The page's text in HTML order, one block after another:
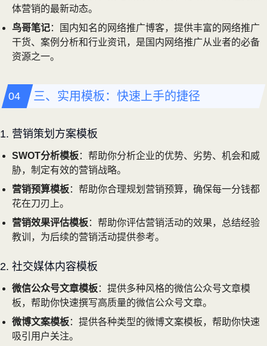
体营销的最新动态。
鸟哥笔记：国内知名的网络推广博客，提供丰富的网络推广
干货、案例分析和行业资讯，是国内网络推广从业者的必备
资源之一。
三、实用模板：快速上手的捷径
1. 营销策划方案模板
SWOT分析模板：帮助你分析企业的优势、劣势、机会和威
胁，制定有效的营销战略。
营销预算模板：帮助你合理规划营销预算，确保每一分钱都
花在刀刃上。
营销效果评估模板：帮助你评估营销活动的效果，总结经验
教训，为后续的营销活动提供参考。
2. 社交媒体内容模板
微信公众号文章模板：提供多种风格的微信公众号文章模
板，帮助你快速撰写高质量的微信公众号文章。
微博文案模板：提供各种类型的微博文案模板，帮助你快速
吸引用户关注。